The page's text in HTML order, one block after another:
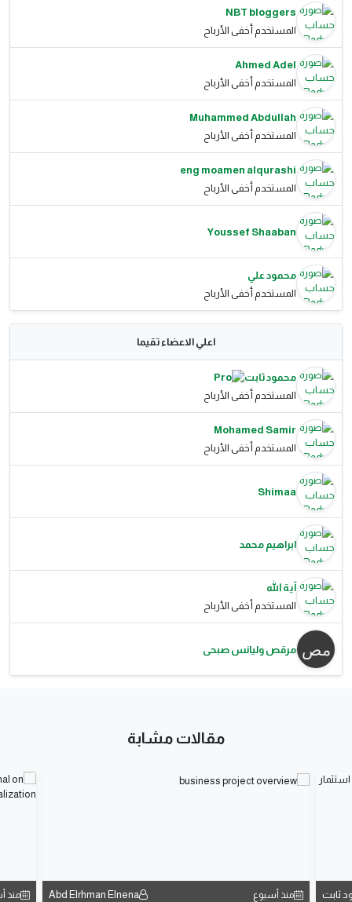
NBT bloggers
المستخدم أخفى الأرباح
Ahmed Adel
المستخدم أخفى الأرباح
Muhammed Abdullah
المستخدم أخفى الأرباح
eng moamen alqurashi
المستخدم أخفى الأرباح
Youssef Shaaban
محمود علي
المستخدم أخفى الأرباح
اعلي الاعضاء تقيما
محمود ثابت
المستخدم أخفى الأرباح
Mohamed Samir
المستخدم أخفى الأرباح
Shimaa
ابراهيم محمد
آية الله
المستخدم أخفى الأرباح
مرقص وليانس صبحى
مقالات مشابة
ثابت منذ أسبوع Abd Elrhman Elnena منذ